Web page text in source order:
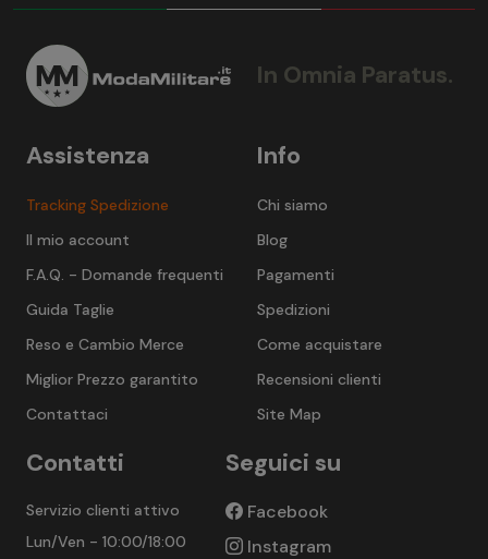
In Omnia Paratus.
Info
Chi siamo
Blog
Pagamenti
Spedizioni
Come acquistare
Recensioni clienti
Site Map
Assistenza
Tracking Spedizione
Il mio account
F.A.Q. - Domande frequenti
Guida Taglie
Reso e Cambio Merce
Miglior Prezzo garantito
Contattaci
Contatti
Servizio clienti attivo
Lun/Ven - 10:00/18:00
Seguici su
Facebook
Instagram